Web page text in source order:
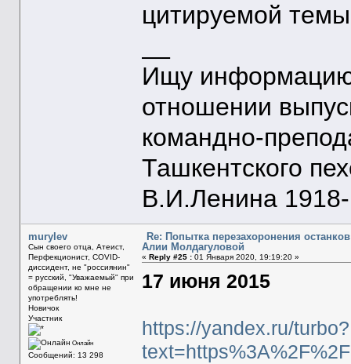
цитируемой
Ищу информацию
отношении
командно-
Ташкентского
В.И.Ленина 1918-
murylev
Сын своего отца, Атеист,
Перфекционист, COVID-
диссидент, не "россиянин"
= русский, "Уважаемый" при
обращении ко мне не
употреблять!
Новичок
Участник
Онлайн
Сообщений: 13 298
Re: Попытка перезахоронения
Алии Молдагуловой
« Reply #25 :01 Января 2020, 19:19:20 »
17 июня 2015
https://yandex.ru/turbo?